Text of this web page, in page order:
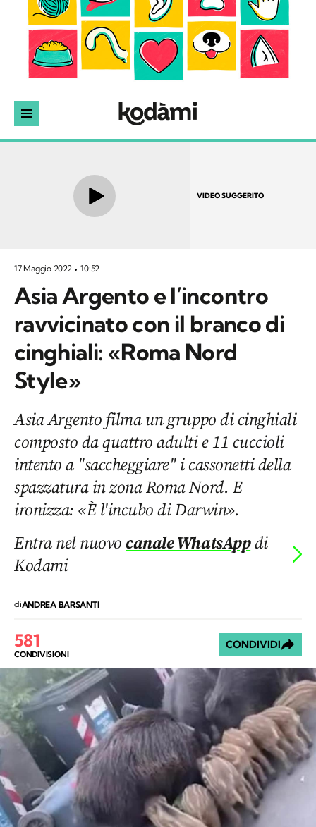
VIDEO SUGGERITO
17 Maggio 2022 10:52
Asia Argento e l’incontro
ravvicinato con il branco di
cinghiali: «Roma Nord
Style»
Asia Argento filma un gruppo di cinghiali
composto da quattro adulti e 11 cuccioli
intento a "saccheggiare" i cassonetti della
spazzatura in zona Roma Nord. E
ironizza: «È l'incubo di Darwin».
Entra nel nuovocanale WhatsAppdi
Kodami
diANDREA BARSANTI
581
CONDIVISIONI
CONDIVIDI